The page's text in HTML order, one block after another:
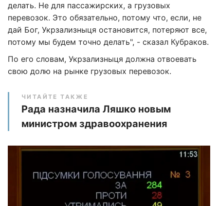
делать. Не для пассажирских, а грузовых
перевозок. Это обязательно, потому что, если, не
дай Бог, Укрзализныця остановится, потеряют все,
потому мы будем точно делать", - сказал Кубраков.
По его словам, Укрзализныця должна отвоевать
свою долю на рынке грузовых перевозок.
ЧИТАЙТЕ ТАКЖЕ
Рада назначила Ляшко новым
министром здравоохранения